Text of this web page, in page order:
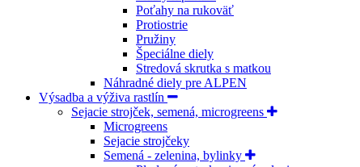
Poťahy na rukoväť
Protiostrie
Pružiny
Špeciálne diely
Stredová skrutka s matkou
Náhradné diely pre ALPEN
Výsadba a výživa rastlín
Sejacie strojček, semená, microgreens
Microgreens
Sejacie strojčeky
Semená - zelenina, bylinky